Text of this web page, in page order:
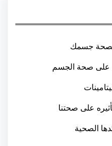
لصحة جسمك
على صحتنا
الصحية